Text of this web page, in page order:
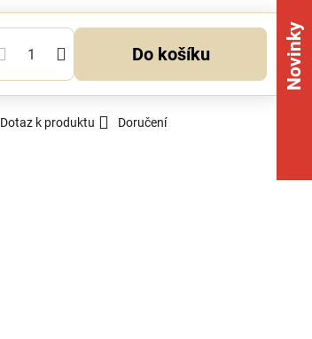
Do košíku
Dotaz k produktu Doručení
Novinky